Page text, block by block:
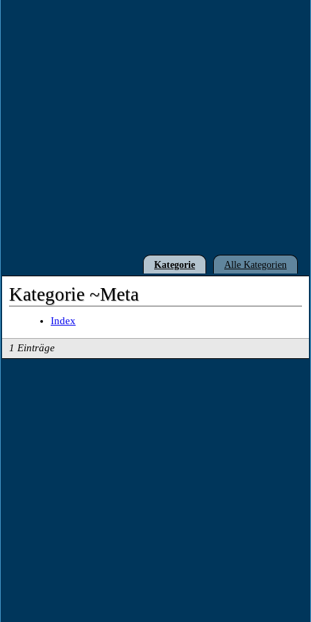
Kategorie Alle Kategorien
Kategorie ~Meta
Index
1 Einträge